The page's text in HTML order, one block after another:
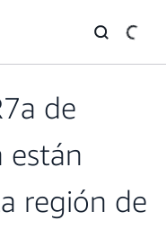
de
están
región de